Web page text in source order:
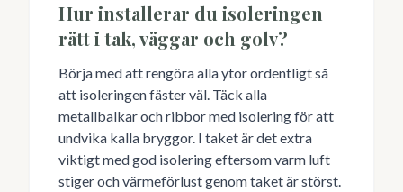
Hur installerar du isoleringen
rätt i tak, väggar och golv?
Börja med att rengöra alla ytor ordentligt så
att isoleringen fäster väl. Täck alla
metallbalkar och ribbor med isolering för att
undvika kalla bryggor. I taket är det extra
viktigt med god isolering eftersom varm luft
stiger och värmeförlust genom taket är störst.